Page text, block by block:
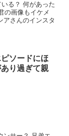
る？ 何があった
の画像もイケメ
アさんのインスタ
ソードにほ
り過ぎて親